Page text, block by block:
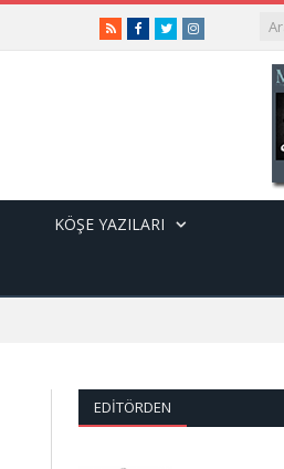
RSSFacebook
TwitterInstagram
KÖŞE YAZILARI
EDITÖRDEN